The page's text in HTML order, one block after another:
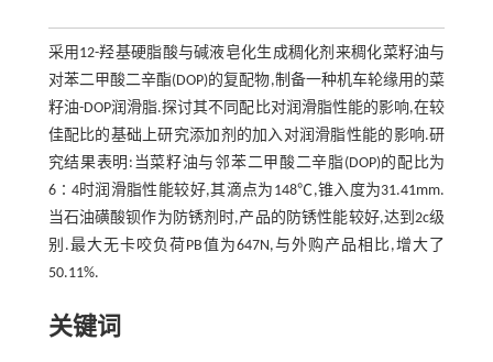
采用12-羟基硬脂酸与碱液皂化生成稠化剂来稠化菜籽油与
对苯二甲酸二辛酯(DOP)的复配物,制备一种机车轮缘用的菜
籽油-DOP润滑脂.探讨其不同配比对润滑脂性能的影响,在较
佳配比的基础上研究添加剂的加入对润滑脂性能的影响.研
究结果表明:当菜籽油与邻苯二甲酸二辛脂(DOP)的配比为
6∶4时润滑脂性能较好,其滴点为148℃,锥入度为31.41mm.
当石油磺酸钡作为防锈剂时,产品的防锈性能较好,达到2c级
别.最大无卡咬负荷PB值为647N,与外购产品相比,增大了
50.11%.
关键词